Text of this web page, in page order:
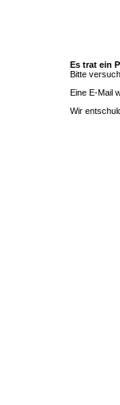
Es trat ein
Bitte
Eine E-Mail
Wir